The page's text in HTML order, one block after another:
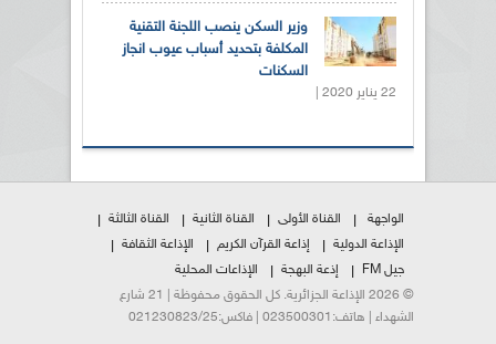
وزير السكن ينصب اللجنة التقنية
المكلفة بتحديد أسباب عيوب انجاز
السكنات
22 يناير 2020 |
الواجهة القناة الأولى القناة الثانية
القناة الثالثة
الإذاعة الدولية
إذاعة القرآن الكريم
الإذاعة الثقافة
جيل FM
إذعة البهجة
الإذاعات المحلية
© 2026 الإذاعة الجزائرية. كل الحقوق محفوظة | 21 شارع
الشهداء | هاتف:023500301 | فاكس:021230823/25